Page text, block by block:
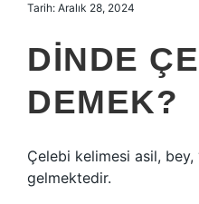
Tarih: Aralık 28, 2024
DINDE
DEMEK?
Çelebi kelimesi asil, bey,
gelmektedir.